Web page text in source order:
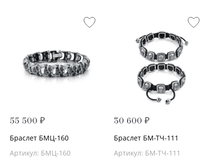
55 500 ₽
Браслет БМЦ-160
Артикул: БМЦ-160
30 600 ₽
Браслет БМ-ТЧ-111
Артикул: БМ-ТЧ-111